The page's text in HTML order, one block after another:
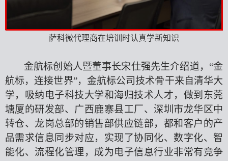
萨科微代理商在培训时认真学新知识
金航标创始人暨董事长宋仕强先生介绍道， “金
航标，连接世界”，金航标公司技术骨干来自清华大
学，吸纳电子科技大学和海归技术人才，做到东莞
塘厦的研发部、广西鹿寨县工厂、深圳市龙华区中
转仓、龙岗总部的销售部供应链部，都和客户的产
品需求信息同步对应，实现了协同化、数字化、智
能化、流程化管理，成为电子信息行业非常有竞争